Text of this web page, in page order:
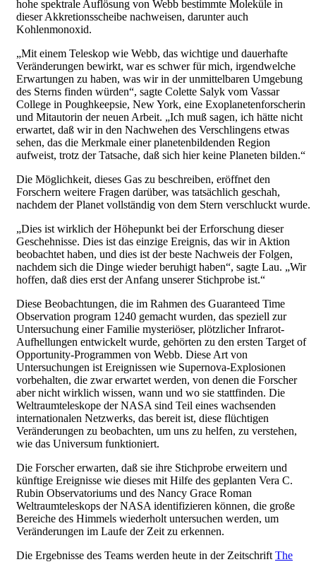
hohe spektrale Auflösung von Webb bestimmte Moleküle in
dieser Akkretionsscheibe nachweisen, darunter auch
Kohlenmonoxid.
„Mit einem Teleskop wie Webb, das wichtige und dauerhafte
Veränderungen bewirkt, war es schwer für mich, irgendwelche
Erwartungen zu haben, was wir in der unmittelbaren Umgebung
des Sterns finden würden“, sagte Colette Salyk vom Vassar
College in Poughkeepsie, New York, eine Exoplanetenforscherin
und Mitautorin der neuen Arbeit. „Ich muß sagen, ich hätte nicht
erwartet, daß wir in den Nachwehen des Verschlingens etwas
sehen, das die Merkmale einer planetenbildenden Region
aufweist, trotz der Tatsache, daß sich hier keine Planeten bilden.“
Die Möglichkeit, dieses Gas zu beschreiben, eröffnet den
Forschern weitere Fragen darüber, was tatsächlich geschah,
nachdem der Planet vollständig von dem Stern verschluckt wurde.
„Dies ist wirklich der Höhepunkt bei der Erforschung dieser
Geschehnisse. Dies ist das einzige Ereignis, das wir in Aktion
beobachtet haben, und dies ist der beste Nachweis der Folgen,
nachdem sich die Dinge wieder beruhigt haben“, sagte Lau. „Wir
hoffen, daß dies erst der Anfang unserer Stichprobe ist.“
Diese Beobachtungen, die im Rahmen des Guaranteed Time
Observation program 1240 gemacht wurden, das speziell zur
Untersuchung einer Familie mysteriöser, plötzlicher Infrarot-
Aufhellungen entwickelt wurde, gehörten zu den ersten Target of
Opportunity-Programmen von Webb. Diese Art von
Untersuchungen ist Ereignissen wie Supernova-Explosionen
vorbehalten, die zwar erwartet werden, von denen die Forscher
aber nicht wirklich wissen, wann und wo sie stattfinden. Die
Weltraumteleskope der NASA sind Teil eines wachsenden
internationalen Netzwerks, das bereit ist, diese flüchtigen
Veränderungen zu beobachten, um uns zu helfen, zu verstehen,
wie das Universum funktioniert.
Die Forscher erwarten, daß sie ihre Stichprobe erweitern und
künftige Ereignisse wie dieses mit Hilfe des geplanten Vera C.
Rubin Observatoriums und des Nancy Grace Roman
Weltraumteleskops der NASA identifizieren können, die große
Bereiche des Himmels wiederholt untersuchen werden, um
Veränderungen im Laufe der Zeit zu erkennen.
Die Ergebnisse des Teams werden heute in der Zeitschrift The